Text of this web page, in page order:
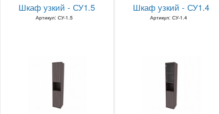
Шкаф узкий - СУ1.5
Артикул: СУ-1.5
Шкаф узкий - СУ1.4
Артикул: СУ-1.4